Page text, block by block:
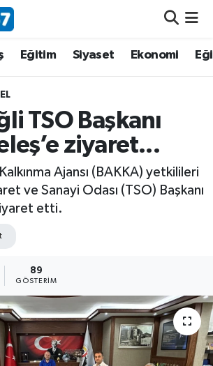
Eğitim Siyaset Ekonomi
TSO Başkanı
ziyaret...
Ajansı (BAKKA) yetkilileri
ve Sanayi Odası (TSO) Başkanı
etti.
89
GÖSTERIM